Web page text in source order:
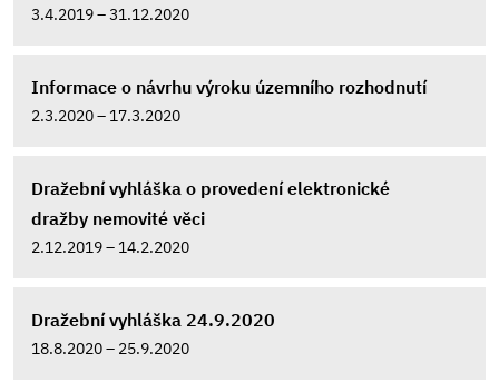
3.4.2019 – 31.12.2020
Informace o návrhu výroku územního rozhodnutí
2.3.2020 – 17.3.2020
Dražební vyhláška o provedení elektronické
dražby nemovité věci
2.12.2019 – 14.2.2020
Dražební vyhláška 24.9.2020
18.8.2020 – 25.9.2020